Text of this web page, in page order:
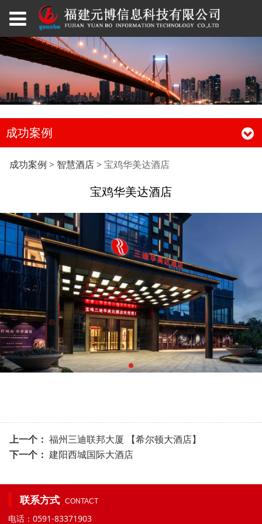
成功案例
宝鸡华美达酒店
成功案例 > 智慧酒店> 宝鸡华美达酒店
宝鸡华美达酒店
上一个： 福州三迪联邦大厦 【希尔顿大酒店】
下一个： 建阳西城国际大酒店
联系方式 CONTACT
电话：0591-83371903